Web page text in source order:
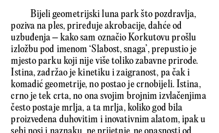
Bijeli geometrijski luna park što pozdravlja,
poziva na ples, priređuje akrobacije, dahće od
uzbuđenja – kako sam označio Korkutovu prošlu
izložbu pod imenom ‘Slabost, snaga’, prepustio je
mjesto parku koji nije više toliko zabavne prirode.
Istina, zadržao je kinetiku i zaigranost, pa čak i
komadić geometrije, no postao je crnobijeli. Istina,
crno je tek crta, no ona svojim brojnim izvlačenjima
često postaje mrlja, a ta mrlja, koliko god bila
proizvedena duhovitim i inovativnim alatom, ipak u